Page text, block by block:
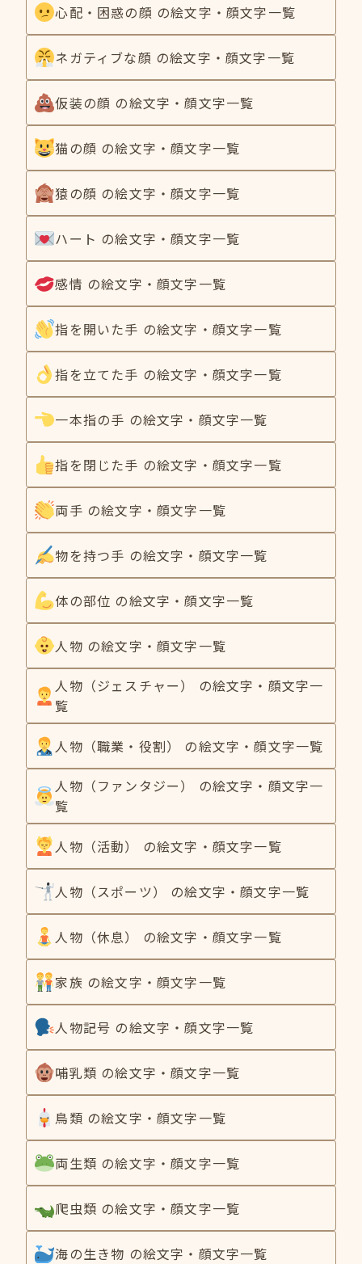
心配・困惑の顔 の絵文字・顔文字一覧
ネガティブな顔 の絵文字・顔文字一覧
仮装の顔 の絵文字・顔文字一覧
猫の顔 の絵文字・顔文字一覧
猿の顔 の絵文字・顔文字一覧
ハート の絵文字・顔文字一覧
感情 の絵文字・顔文字一覧
指を開いた手 の絵文字・顔文字一覧
指を立てた手 の絵文字・顔文字一覧
一本指の手 の絵文字・顔文字一覧
指を閉じた手 の絵文字・顔文字一覧
両手 の絵文字・顔文字一覧
物を持つ手 の絵文字・顔文字一覧
体の部位 の絵文字・顔文字一覧
人物 の絵文字・顔文字一覧
人物（ジェスチャー） の絵文字・顔文字一
覧
人物（職業・役割） の絵文字・顔文字一覧
人物（ファンタジー） の絵文字・顔文字一
覧
人物（活動） の絵文字・顔文字一覧
人物（スポーツ） の絵文字・顔文字一覧
人物（休息） の絵文字・顔文字一覧
家族 の絵文字・顔文字一覧
人物記号 の絵文字・顔文字一覧
哺乳類 の絵文字・顔文字一覧
鳥類 の絵文字・顔文字一覧
両生類 の絵文字・顔文字一覧
爬虫類 の絵文字・顔文字一覧
海の生き物 の絵文字・顔文字一覧